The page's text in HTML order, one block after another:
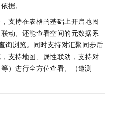
据。
支持在表格的基础上开启地图
动。还能查看空间的元数据系
询浏览。同时支持对汇聚同步后
支持地图、属性联动，支持对
）进行全方位查看。（邀测